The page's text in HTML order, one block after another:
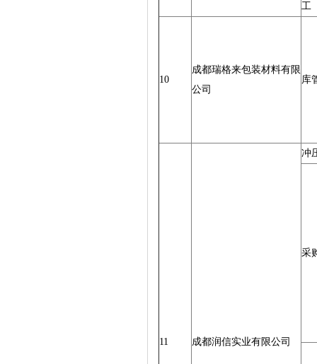
工
10
成都瑞格来包装材料有限
公司
库
11 成都润信实业有限公司
冲
采